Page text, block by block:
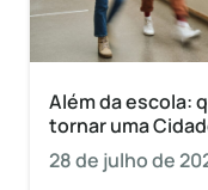
Além da escola:
tornar uma
28 de julho de